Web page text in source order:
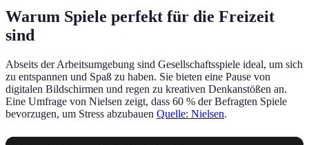
Warum Spiele perfekt für die Freizeit
sind
Abseits der Arbeitsumgebung sind Gesellschaftsspiele ideal, um sich
zu entspannen und Spaß zu haben. Sie bieten eine Pause von
digitalen Bildschirmen und regen zu kreativen Denkanstößen an.
Eine Umfrage von Nielsen zeigt, dass 60 % der Befragten Spiele
bevorzugen, um Stress abzubauen Quelle: Nielsen.